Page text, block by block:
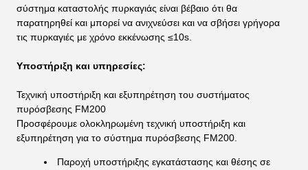
σύστημα καταστολής πυρκαγιάς είναι βέβαιο ότι θα
παρατηρηθεί και μπορεί να ανιχνεύσει και να σβήσει γρήγορα
τις πυρκαγιές με χρόνο εκκένωσης ≤10s.
Υποστήριξη και υπηρεσίες:
Τεχνική υποστήριξη και εξυπηρέτηση του συστήματος
πυρόσβεσης FM200
Προσφέρουμε ολοκληρωμένη τεχνική υποστήριξη και
εξυπηρέτηση για το σύστημα πυρόσβεσης FM200.
Παροχή υποστήριξης εγκατάστασης και θέσης σε